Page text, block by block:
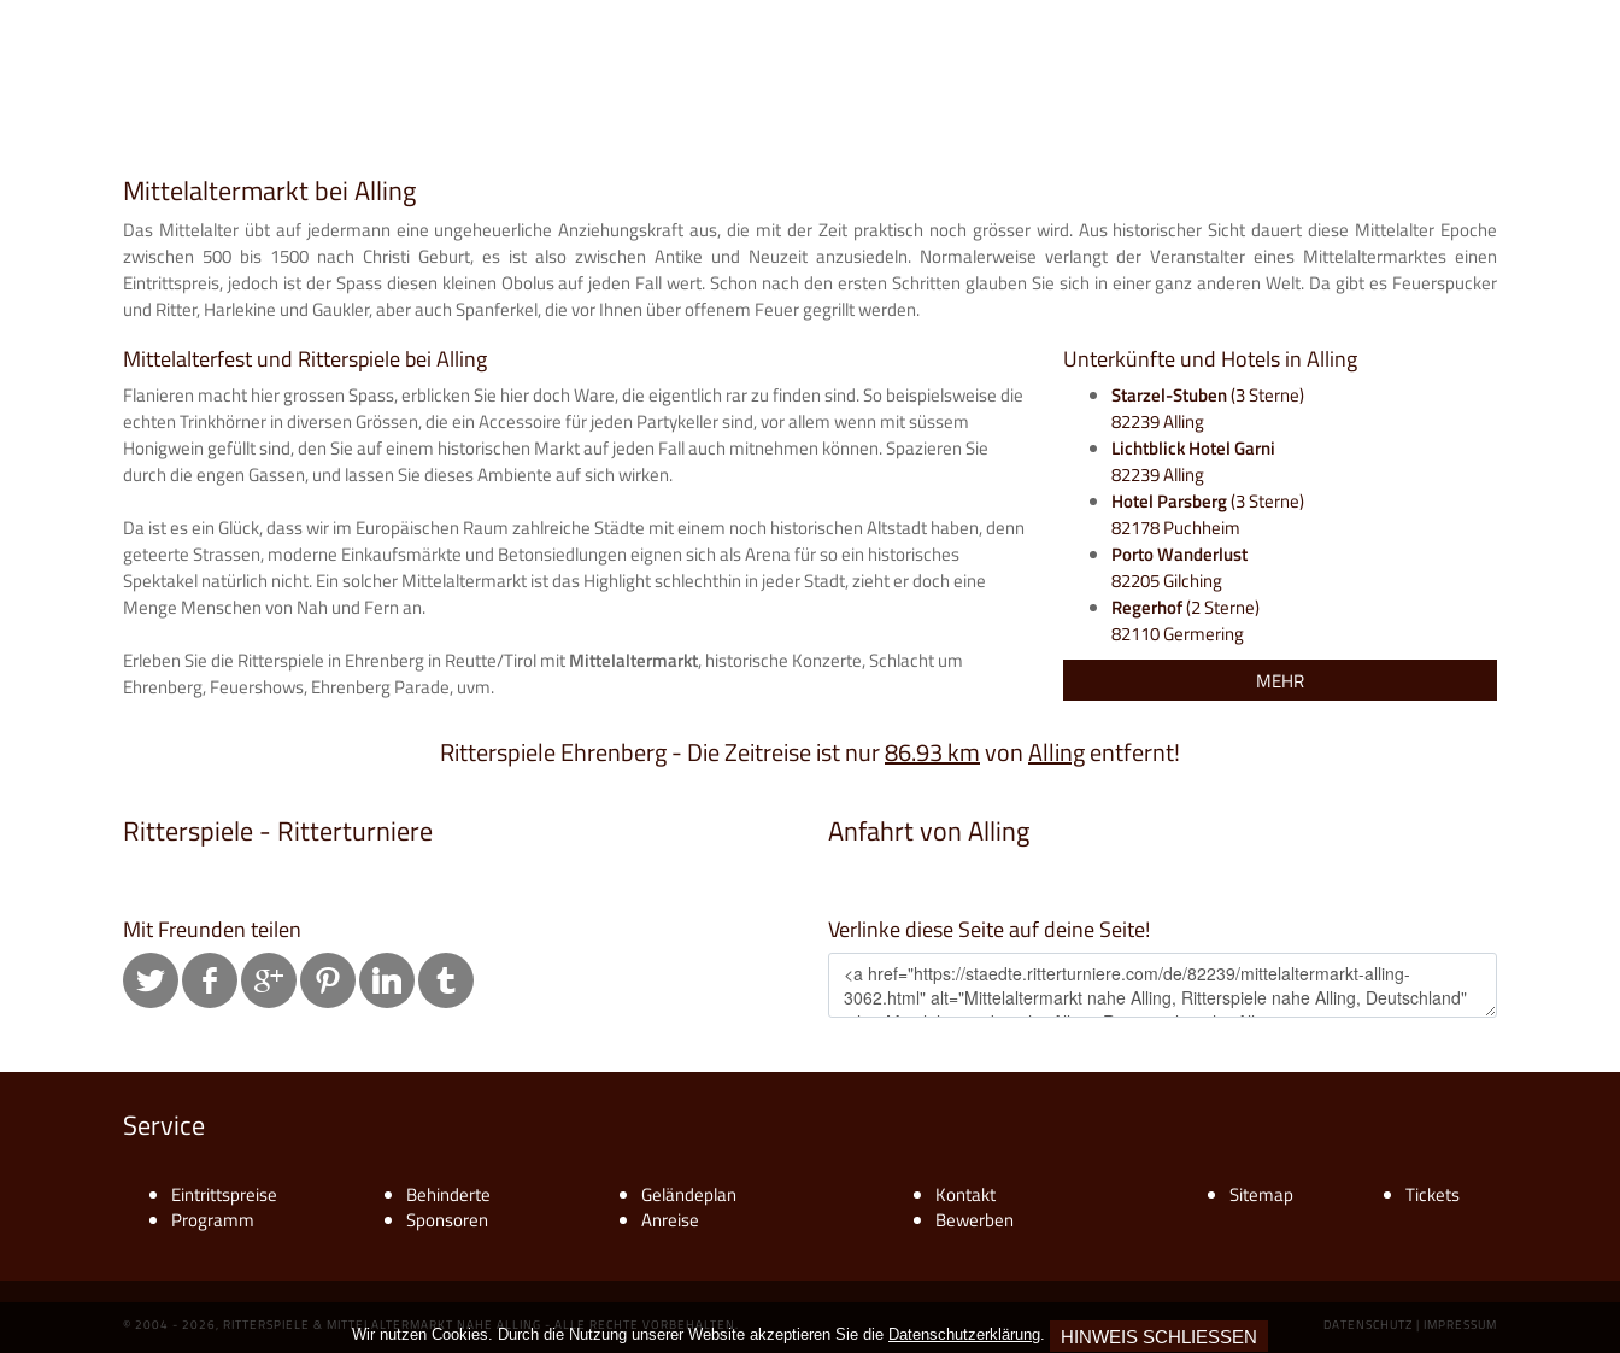
Mittelaltermarkt bei Alling
Das Mittelalter übt auf jedermann eine ungeheuerliche Anziehungskraft aus, die mit der Zeit praktisch noch grösser wird. Aus historischer Sicht dauert diese Mittelalter Epoche
zwischen 500 bis 1500 nach Christi Geburt, es ist also zwischen Antike und Neuzeit anzusiedeln. Normalerweise verlangt der Veranstalter eines Mittelaltermarktes einen
Eintrittspreis, jedoch ist der Spass diesen kleinen Obolus auf jeden Fall wert. Schon nach den ersten Schritten glauben Sie sich in einer ganz anderen Welt. Da gibt es Feuerspucker
und Ritter, Harlekine und Gaukler, aber auch Spanferkel, die vor Ihnen über offenem Feuer gegrillt werden.
Mittelalterfest und Ritterspiele bei Alling
Flanieren macht hier grossen Spass, erblicken Sie hier doch Ware, die eigentlich rar zu finden sind. So beispielsweise die
echten Trinkhörner in diversen Grössen, die ein Accessoire für jeden Partykeller sind, vor allem wenn mit süssem
Honigwein gefüllt sind, den Sie auf einem historischen Markt auf jeden Fall auch mitnehmen können. Spazieren Sie
durch die engen Gassen, und lassen Sie dieses Ambiente auf sich wirken.
Da ist es ein Glück, dass wir im Europäischen Raum zahlreiche Städte mit einem noch historischen Altstadt haben, denn
geteerte Strassen, moderne Einkaufsmärkte und Betonsiedlungen eignen sich als Arena für so ein historisches
Spektakel natürlich nicht. Ein solcher Mittelaltermarkt ist das Highlight schlechthin in jeder Stadt, zieht er doch eine
Menge Menschen von Nah und Fern an.
Erleben Sie die Ritterspiele in Ehrenberg in Reutte/Tirol mitMittelaltermarkt, historische Konzerte, Schlacht um
Ehrenberg, Feuershows, Ehrenberg Parade, uvm.
Unterkünfte und Hotels in Alling
Starzel-Stuben(3 Sterne)
82239 Alling
Lichtblick Hotel Garni
82239 Alling
Hotel Parsberg(3 Sterne)
82178 Puchheim
Porto Wanderlust
82205 Gilching
Regerhof(2 Sterne)
82110 Germering
MEHR
Ritterspiele Ehrenberg - Die Zeitreise ist nur86.93 kmvonAllingentfernt!
Ritterspiele - Ritterturniere Anfahrt von Alling
Mit Freunden teilen Verlinke diese Seite auf deine Seite!
Service
Eintrittspreise
Programm
Behinderte
Sponsoren
Geländeplan
Anreise
Kontakt
Bewerben
Sitemap Tickets
© 2004 - 2026, RITTERSPIELE & MITTELALTERMARKT NAHE ALLING - ALLE RECHTE VORBEHALTEN. DATENSCHUTZ | IMPRESSUM
Wir nutzen Cookies. Durch die Nutzung unserer Website akzeptieren Sie die Datenschutzerklärung. HINWEIS SCHLIESSEN